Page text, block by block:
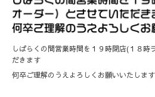
しばらくの間営業時間を１９時閉店(１８時
だきます
何卒ご理解のうえよろしくお願いいたします